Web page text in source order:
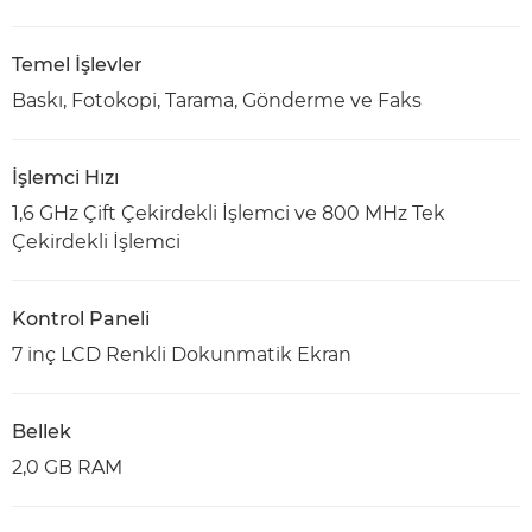
Temel İşlevler
Baskı, Fotokopi, Tarama, Gönderme ve Faks
İşlemci Hızı
1,6 GHz Çift Çekirdekli İşlemci ve 800 MHz Tek
Çekirdekli İşlemci
Kontrol Paneli
7 inç LCD Renkli Dokunmatik Ekran
Bellek
2,0 GB RAM